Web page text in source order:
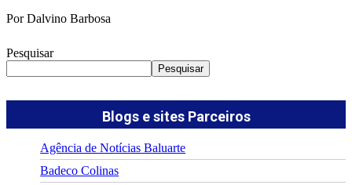
Por Dalvino Barbosa
Pesquisar
Pesquisar
Blogs e sites Parceiros
Agência de Notícias Baluarte
Badeco Colinas